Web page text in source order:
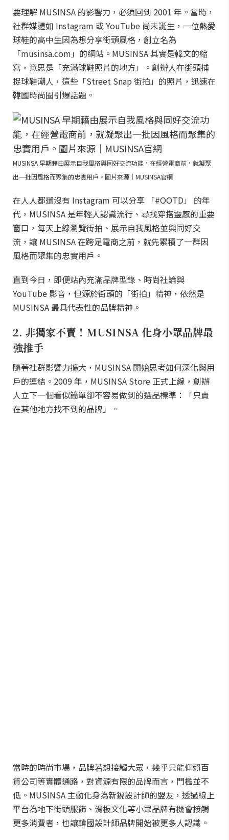
要理解 MUSINSA 的影響力，必須回到 2001 年。當時，
社群媒體如 Instagram 或 YouTube 尚未誕生，一位熱愛
球鞋的高中生因為想分享街頭風格，創立名為
「musinsa.com」的網站。MUSINSA 其實是韓文的縮
寫，意思是「充滿球鞋照片的地方」。創辦人在街頭捕
捉球鞋潮人，這些「Street Snap 街拍」的照片，迅速在
韓國時尚圈引爆話題。
MUSINSA 早期藉由展示自我風格與同好交流功能，在經營電商前，就凝聚
出一批因風格而聚集的忠實用戶。圖片來源｜MUSINSA官網
在人人都還沒有 Instagram 可以分享 「#OOTD」 的年
代，MUSINSA 是年輕人認識流行、尋找穿搭靈感的重要
窗口，每天上線瀏覽街拍、展示自我風格並與同好交
流，讓 MUSINSA 在跨足電商之前，就先累積了一群因
風格而聚集的忠實用戶。
直到今日，即便站內充滿品牌型錄、時尚社論與
YouTube 影音，但源於街頭的「街拍」精神，依然是
MUSINSA 最具代表性的品牌精神。
2. 非獨家不賣！MUSINSA 化身小眾品牌最
強推手
隨著社群影響力擴大，MUSINSA 開始思考如何深化與用
戶的連結。2009 年，MUSINSA Store 正式上線，創辦
人立下一個看似簡單卻不容易做到的選品標準：「只賣
在其他地方找不到的品牌」。
當時的時尚市場，品牌若想接觸大眾，幾乎只能仰賴百
貨公司等實體通路，對資源有限的品牌而言，門檻並不
低。MUSINSA 主動化身為新銳設計師的盟友，透過線上
平台為地下街頭服飾、滑板文化等小眾品牌有機會接觸
更多消費者，也讓韓國設計師品牌開始被更多人認識。